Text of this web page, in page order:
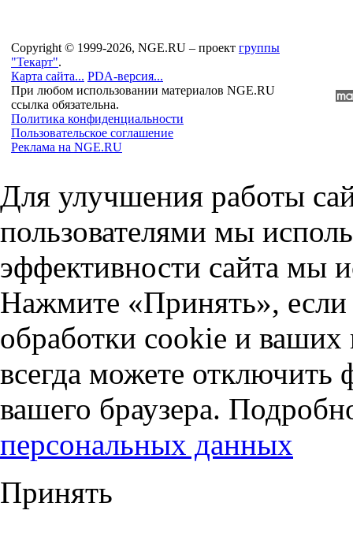
Copyright © 1999-2026, NGE.RU – проект группы
"Текарт".
Карта сайта... PDA-версия...
При любом использовании материалов NGE.RU
ссылка обязательна.
Политика конфиденциальности
Пользовательское соглашение
Реклама на NGE.RU
Для улучшения работы
пользователями мы
эффективности сайта мы
Нажмите «Принять», если
обработки cookie и
всегда можете отключить
вашего браузера.
персональных данных
Принять